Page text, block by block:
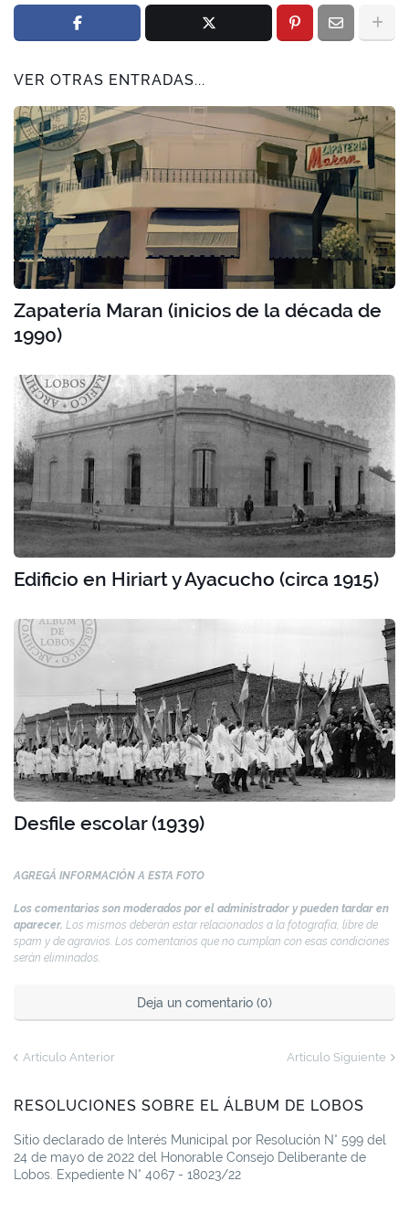
VER OTRAS ENTRADAS...
Zapatería Maran (inicios de la década de
1990)
Edificio en Hiriart y Ayacucho (circa 1915)
Desfile escolar (1939)
AGREGÁ INFORMACIÓN A ESTA FOTO
Los comentarios son moderados por el administrador y pueden tardar en
aparecer. Los mismos deberán estar relacionados a la fotografía, libre de
spam y de agravios. Los comentarios que no cumplan con esas condiciones
serán eliminados.
Deja un comentario (0)
Artículo Anterior Artículo Siguiente
RESOLUCIONES SOBRE EL ÁLBUM DE LOBOS
Sitio declarado de Interés Municipal por Resolución N° 599 del
24 de mayo de 2022 del Honorable Consejo Deliberante de
Lobos. Expediente N° 4067 - 18023/22